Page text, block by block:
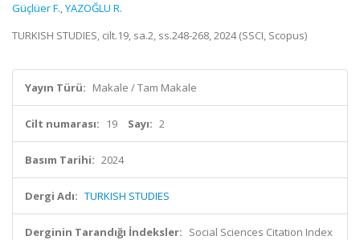
Güçlüer F.,YAZOĞLU R.
TURKISH STUDIES, cilt.19, sa.2, ss.248-268, 2024 (SSCI, Scopus)
Yayın Türü: Makale / Tam Makale
Cilt numarası: 19 Sayı: 2
Basım Tarihi: 2024
Dergi Adı: TURKISH STUDIES
Derginin Tarandığı İndeksler: Social Sciences Citation Index